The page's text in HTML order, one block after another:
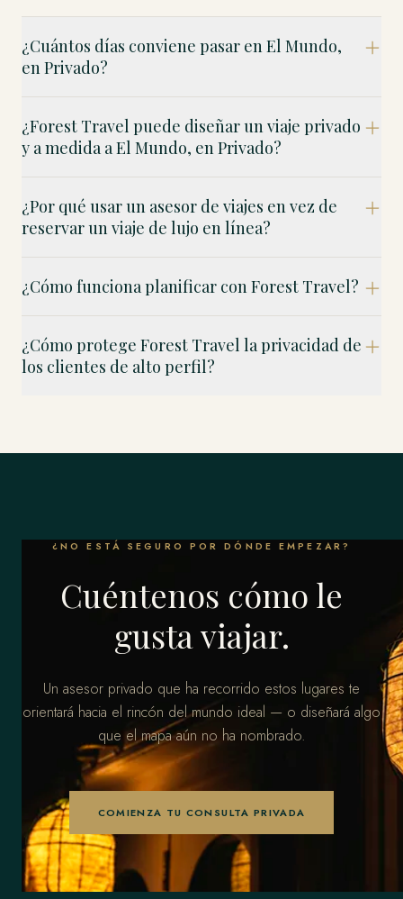
¿Cuántos días conviene pasar en El Mundo,
en Privado?
¿Forest Travel puede diseñar un viaje privado
y a medida a El Mundo, en Privado?
¿Por qué usar un asesor de viajes en vez de
reservar un viaje de lujo en línea?
¿Cómo funciona planificar con Forest Travel?
¿Cómo protege Forest Travel la privacidad de
los clientes de alto perfil?
¿NO ESTÁ SEGURO POR DÓNDE EMPEZAR?
Cuéntenos cómo le
gusta viajar.
Un asesor privado que ha recorrido estos lugares te
orientará hacia el rincón del mundo ideal — o diseñará algo
que el mapa aún no ha nombrado.
COMIENZA TU CONSULTA PRIVADA